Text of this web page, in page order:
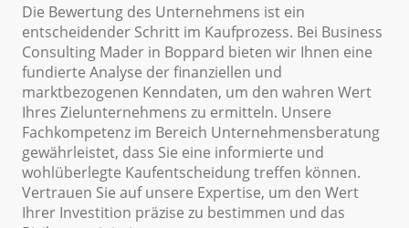
Die Bewertung des Unternehmens ist ein
entscheidender Schritt im Kaufprozess. Bei Business
Consulting Mader in Boppard bieten wir Ihnen eine
fundierte Analyse der finanziellen und
marktbezogenen Kenndaten, um den wahren Wert
Ihres Zielunternehmens zu ermitteln. Unsere
Fachkompetenz im Bereich Unternehmensberatung
gewährleistet, dass Sie eine informierte und
wohlüberlegte Kaufentscheidung treffen können.
Vertrauen Sie auf unsere Expertise, um den Wert
Ihrer Investition präzise zu bestimmen und das